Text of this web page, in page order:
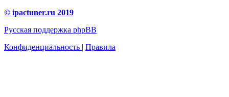
© ipactuner.ru 2019
Русская поддержка phpBB
Конфиденциальность | Правила